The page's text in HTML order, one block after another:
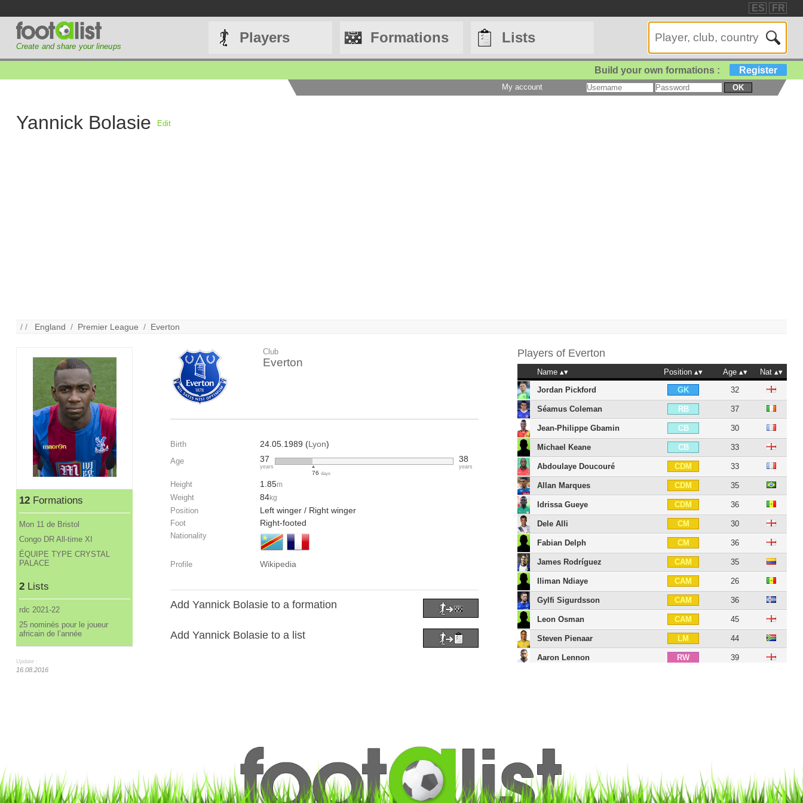
ES FR
Create and share your lineups
Players Formations Lists
Build your own formations : Register
My account OK
Yannick Bolasie Edit
/ / England / Premier League / Everton
12Formations
Mon 11 de Bristol
Congo DR All-time XI
ÉQUIPE TYPE CRYSTAL
PALACE
2Lists
rdc 2021-22
25 nominés pour le joueur
africain de l’année
Update :
16.08.2016
Club
Everton
Birth 24.05.1989 (Lyon)
Age 37
years
76days
38
years
Height 1.85m
Weight 84kg
Position Left winger / Right winger
Foot Right-footed
Nationality
Profile Wikipedia
Add Yannick Bolasie to a formation
Add Yannick Bolasie to a list
Players of Everton
Name Position Age
Nat
Jordan Pickford
GK 32
Séamus Coleman RB 37
Jean-Philippe Gbamin CB 30
Michael Keane CB 33
Abdoulaye Doucouré CDM 33
Allan Marques CDM 35
Idrissa Gueye CDM 36
Dele Alli CM 30
Fabian Delph CM 36
James Rodríguez CAM 35
Iliman Ndiaye CAM 26
Gylfi Sigurdsson CAM 36
Leon Osman CAM 45
Steven Pienaar LM 44
Aaron Lennon RW 39
Courtney Duffus
Conor McAleny ST 33